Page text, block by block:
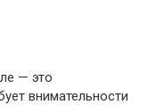
— это
внимательности